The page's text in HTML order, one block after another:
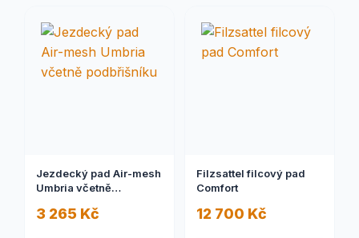
Jezdecký pad Air-mesh
Umbria včetně
3 265 Kč
Filzsattel filcový pad
Comfort
12 700 Kč